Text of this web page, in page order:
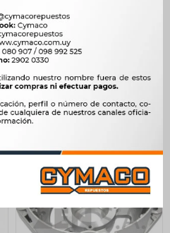
TAPA ALTERNADOR - TAPA
DEL.ALTER.MBB 709-710-
912-914 ZEN
$1.656